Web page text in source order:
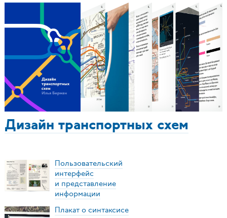
Дизайн транспортных схем
Пользовательский
интерфейс
и представление
информации
Плакат о синтаксисе